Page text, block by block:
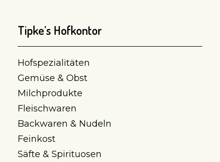
Tipke’s Hofkontor
Hofspezialitäten
Gemüse & Obst
Milchprodukte
Fleischwaren
Backwaren & Nudeln
Feinkost
Säfte & Spirituosen